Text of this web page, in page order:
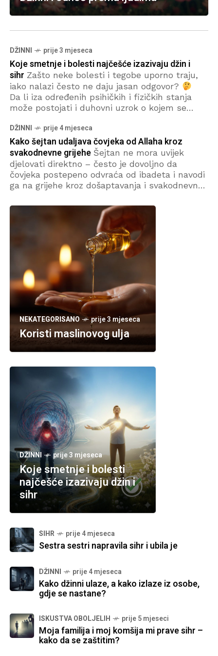
DŽINNI prije 3 mjeseca
Koje smetnje i bolesti najčešće izazivaju džin i
sihr Zašto neke bolesti i tegobe uporno traju,
iako nalazi često ne daju jasan odgovor?
Da li iza određenih psihičkih i fizičkih stanja
može postojati i duhovni uzrok o kojem se
pregled simptoma i smetnji koje se, prema
iskustvima iz rukje, najčešće povezuju sa
sihrom i džinskim djelovanjem – od problema
sa glavom i srcem, pa sve do neobjašnjivih
bolova, iscrpljenosti i autoimunih bolesti.
DŽINNI prije 4 mjeseca
Kako šejtan udaljava čovjeka od Allaha kroz
svakodnevne grijehe Šejtan ne mora uvijek
djelovati direktno – često je dovoljno da
čovjeka postepeno odvraća od ibadeta i navodi
ga na grijehe kroz došaptavanja i svakodnevne
Allaha, slabi njen iman i jača nemar prema
ahiretu. Posebno se naglašava da i “male”
navike i grijesi, ako se ponavljaju, mogu imati
ozbiljne posljedice na stanje srca i duhovnu
stabilnost čovjeka.
NEKATEGORISANO prije 3 mjeseca
Koristi maslinovog ulja
DŽINNI prije 3 mjeseca
Koje smetnje i bolesti
najčešće izazivaju džin i
sihr
SIHR prije 4 mjeseca
Sestra sestri napravila sihr i ubila je
DŽINNI prije 4 mjeseca
Kako džinni ulaze, a kako izlaze iz osobe,
gdje se nastane?
ISKUSTVA OBOLJELIH prije 5 mjeseci
Moja familija i moj komšija mi prave sihr –
kako da se zaštitim?